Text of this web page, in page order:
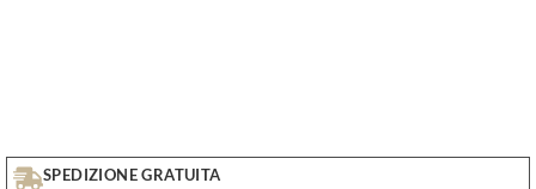
SPEDIZIONE GRATUITA